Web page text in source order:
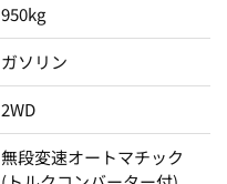
950kg
ガソリン
2WD
無段変速オートマチック